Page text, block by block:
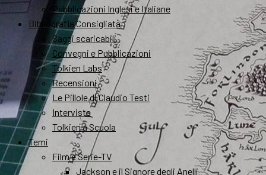
Pubblicazioni Inglesi e Italiane
Bibliografia Consigliata
Saggi scaricabili
Convegni e Pubblicazioni
Tolkien Labs
Recensioni
Le Pillole di Claudio Testi
Interviste
Tolkien a Scuola
Temi
Film e Serie-TV
Jackson e il Signore degli Anelli